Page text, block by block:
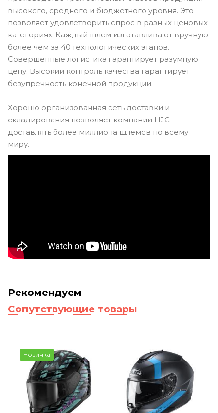
высокого, среднего и бюджетного уровня. Это
позволяет удовлетворить спрос в разных ценовых
категориях. Каждый шлем изготавливают вручную
более чем за 40 технологических этапов.
Совершенные логистика гарантирует разумную
цену. Высокий контроль качества гарантирует
безупречность конечной продукции.
Хорошо организованная сеть доставки и
складирования позволяет компании HJC
доставлять более миллиона шлемов по всему
миру.
Рекомендуем
Сопутствующие товары
Новинка